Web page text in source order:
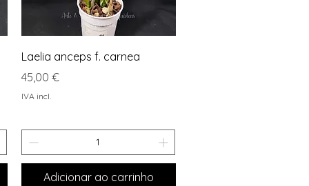
Visualização rápida
Laelia anceps f. carnea
Preço
45,00 €
IVA incl.
Adicionar ao carrinho